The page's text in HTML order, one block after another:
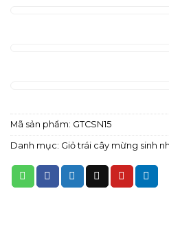
Mã sản phẩm: GTCSN15
Danh mục: Giỏ trái cây mừng sinh